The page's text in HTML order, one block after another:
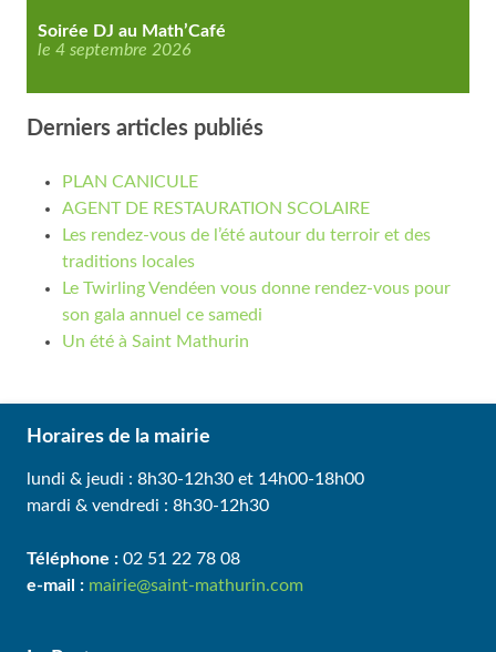
Soirée DJ au Math’Café
le 4 septembre 2026
Derniers articles publiés
PLAN CANICULE
AGENT DE RESTAURATION SCOLAIRE
Les rendez-vous de l’été autour du terroir et des
traditions locales
Le Twirling Vendéen vous donne rendez-vous pour
son gala annuel ce samedi
Un été à Saint Mathurin
Horaires de la mairie
lundi & jeudi : 8h30-12h30 et 14h00-18h00
mardi & vendredi : 8h30-12h30
Téléphone : 02 51 22 78 08
e-mail : mairie@saint-mathurin.com